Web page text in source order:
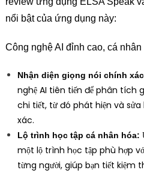
nổi bật của ứng dụng này:
Công nghệ AI đỉnh cao, cá nhân
Nhận diện giọng nói chính
nghệ AI tiên tiến để phân tích
chi tiết, từ đó phát hiện và
xác.
Lộ trình học tập cá nhân hóa:
một lộ trình học tập phù hợp
từng người, giúp bạn tiết kiệm